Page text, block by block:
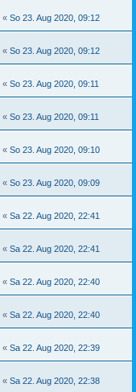
« So 23. Aug 2020, 09:12
« So 23. Aug 2020, 09:12
« So 23. Aug 2020, 09:11
« So 23. Aug 2020, 09:11
« So 23. Aug 2020, 09:10
« So 23. Aug 2020, 09:09
« Sa 22. Aug 2020, 22:41
« Sa 22. Aug 2020, 22:41
« Sa 22. Aug 2020, 22:40
« Sa 22. Aug 2020, 22:40
« Sa 22. Aug 2020, 22:39
« Sa 22. Aug 2020, 22:38